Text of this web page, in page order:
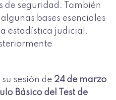
de seguridad. También
bases esenciales
estadística judicial.
sesión de 24 de marzo
Básico del Test de